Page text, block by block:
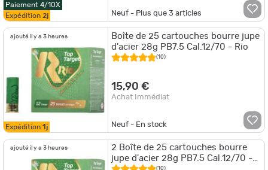
Paiement 4/10X
Expédition 2j Neuf - Plus que3 articles
ajouté il y a 3 heures
Expédition 1j
Boîte de 25 cartouches bourre jupe
d'acier 28g PB7.5 Cal.12/70 - Rio
(10)
15,90 €
Achat Immédiat
Neuf - En stock
ajouté il y a 3 heures
2 Boîte de 25 cartouches bourre
jupe d'acier 28g PB7.5 Cal.12/70 -
(10)